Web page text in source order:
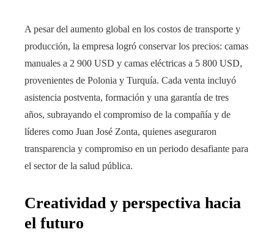
A pesar del aumento global en los costos de transporte y
producción, la empresa logró conservar los precios: camas
manuales a 2 900 USD y camas eléctricas a 5 800 USD,
provenientes de Polonia y Turquía. Cada venta incluyó
asistencia postventa, formación y una garantía de tres
años, subrayando el compromiso de la compañía y de
líderes como Juan José Zonta, quienes aseguraron
transparencia y compromiso en un periodo desafiante para
el sector de la salud pública.
Creatividad y perspectiva hacia
el futuro